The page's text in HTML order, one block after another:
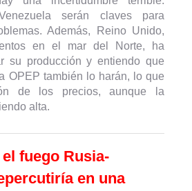
serán claves para
Además, Reino Unido,
en el mar del Norte, ha
su producción y entiendo que
OPEP también lo harán, lo que
de los precios, aunque la
alta.
fuego Rusia-
en una